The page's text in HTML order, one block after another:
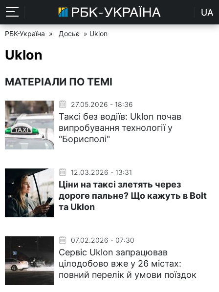
UA
РБК-Україна » Досьє » Uklon
Uklon
МАТЕРІАЛИ ПО ТЕМІ
27.05.2026 - 18:36
Таксі без водіїв: Uklon почав
випробування технології у
"Борисполі"
12.03.2026 - 13:31
Ціни на таксі злетять через
дороге пальне? Що кажуть в Bolt
та Uklon
07.02.2026 - 07:30
Сервіс Uklon запрацював
цілодобово вже у 26 містах:
повний перелік й умови поїздок